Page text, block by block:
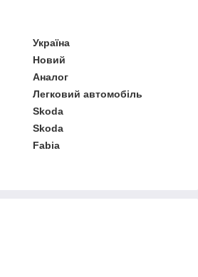
Україна
Новий
Аналог
Легковий автомобіль
Skoda
Skoda
Fabia